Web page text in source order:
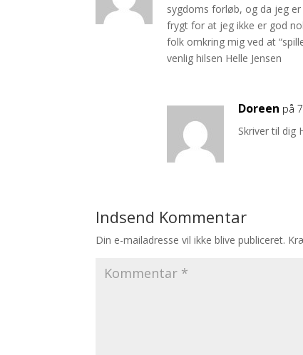
sygdoms forløb, og da jeg
frygt for at jeg ikke er god
folk omkring mig ved at
venlig hilsen Helle Jensen
Doreen på
Skriver til dig
Indsend Kommentar
Din e-mailadresse vil ikke blive publiceret.